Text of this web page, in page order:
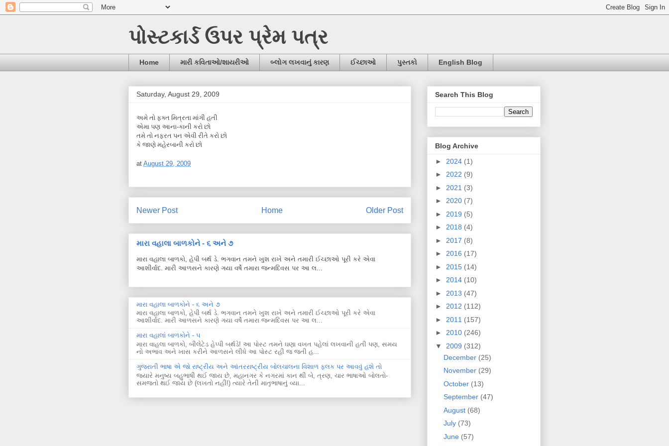
પોસ્ટકાર્ડ ઉપર પ્રેમ પત્ર
Home મારી કવિતાઓ/શાયરીઓ બ્લોગ લખવાનું કારણ ઈચ્છાઓ પુસ્તકો English Blog
Saturday, August 29, 2009
અમે તો ફક્ત મિત્રતા માંગી હતી
એમા પણ આના-કાની કરો છો
તમે તો નફરત પન એવી રીતે કરો છો
કે જાણે મહેરબાની કરો છો
at August 29, 2009
Newer Post Older Post
Home
મારા વહાલા બાળકોને - ૬ અને ૭
મારા વહાલા બાળકો, હેપી બર્થ ડે. ભગવાન તમને ખુશ રાખે અને તમારી ઈચ્છાઓ પૂરી કરે એવા
આશીર્વાદ. મારી આળસને કારણે ગયા વર્ષે તમારા જન્મદિવસ પર આ લ...
મારા વહાલા બાળકોને - ૬ અને ૭
મારા વહાલા બાળકો, હેપી બર્થ ડે. ભગવાન તમને ખુશ રાખે અને તમારી ઈચ્છાઓ પૂરી કરે એવા
આશીર્વાદ. મારી આળસને કારણે ગયા વર્ષે તમારા જન્મદિવસ પર આ લ...
મારા વહાલાં બાળકોને - ૫
મારા વાહલા બાળકો, બીલેટેડ હેપ્પી બર્થડે! આ પોસ્ટ તમને ઘણા વખત પહેલાં લખવાની હતી પણ, સમય
નો અભાવ અને ખાસ કરીને આળસને લીધે આ પોસ્ટ રહી જ જતી હ...
ગુજરાતી ભાષા એ જો રાષ્ટ્રીય અને આંતરરાષ્ટ્રીય બોલચાલના વિશાળ ફલક પર આવવું હશે તો
જ્યારે મનુષ્ય બહુભાષી થઈ જાય છે, મહાનગર કે નગરમાં કાન થી બે, ત્રણ, ચાર ભાષાઓ બોલતો-
સમજતો થઈ જાય છે (લખતો નહીં!) ત્યારે તેની માતૃભાષાનું વ્યા...
Search This Blog
Blog Archive
► 2024 (1)
► 2022 (9)
► 2021 (3)
► 2020 (7)
► 2019 (5)
► 2018 (4)
► 2017 (8)
► 2016 (17)
► 2015 (14)
► 2014 (10)
► 2013 (47)
► 2012 (112)
► 2011 (157)
► 2010 (246)
▼ 2009 (312)
December (25)
November (29)
October (13)
September (47)
August (68)
July (73)
June (57)